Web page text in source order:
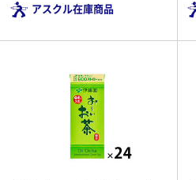
アスクル在庫商品